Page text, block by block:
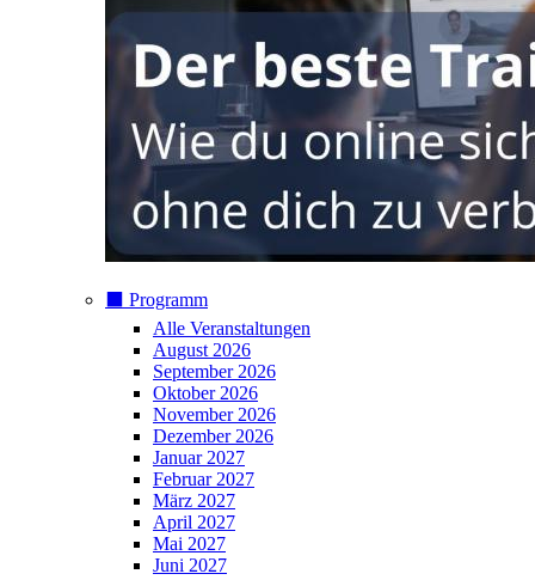
⬛️ Programm
Alle Veranstaltungen
August 2026
September 2026
Oktober 2026
November 2026
Dezember 2026
Januar 2027
Februar 2027
März 2027
April 2027
Mai 2027
Juni 2027